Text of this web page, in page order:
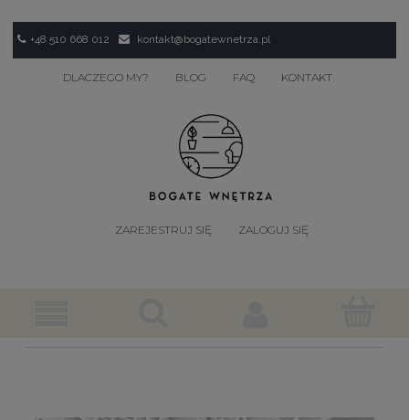
+48 510 668 012 kontakt@bogatewnetrza.pl
DLACZEGO MY? BLOG FAQ KONTAKT
ZAREJESTRUJ SIĘ ZALOGUJ SIĘ